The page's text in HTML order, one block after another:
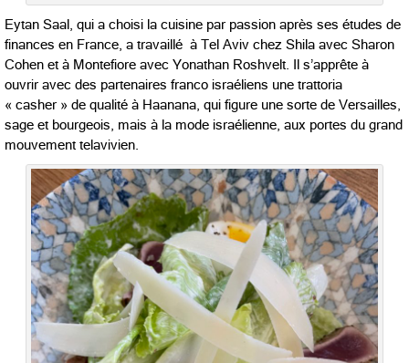
Eytan Saal, qui a choisi la cuisine par passion après ses études de
finances en France, a travaillé à Tel Aviv chez Shila avec Sharon
Cohen et à Montefiore avec Yonathan Roshvelt. Il s’apprête à
ouvrir avec des partenaires franco israéliens une trattoria
« casher » de qualité à Haanana, qui figure une sorte de Versailles,
sage et bourgeois, mais à la mode israélienne, aux portes du grand
mouvement telavivien.